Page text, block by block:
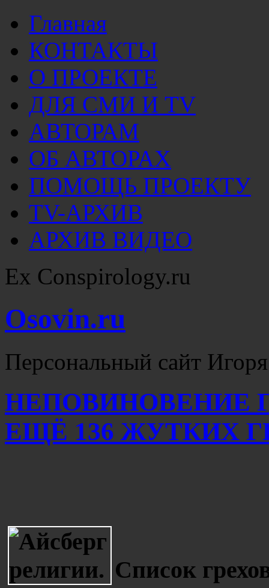
Главная
КОНТАКТЫ
О ПРОЕКТЕ
ДЛЯ СМИ И TV
АВТОРАМ
ОБ АВТОРАХ
ПОМОЩЬ ПРОЕКТУ
TV-АРХИВ
АРХИВ ВИДЕО
Ex Conspirology.ru
Osovin.ru
Персональный сайт
НЕПОВИНОВЕНИЕ
ЕЩЁ 136 ЖУТКИХ
Список